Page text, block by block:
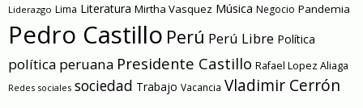
Liderazgo Lima Literatura Mirtha Vasquez Música Negocio Pandemia
Pedro Castillo Perú Perú Libre Política
política peruana Presidente Castillo Rafael Lopez Aliaga
Redes sociales sociedad Trabajo Vacancia Vladimir Cerrón